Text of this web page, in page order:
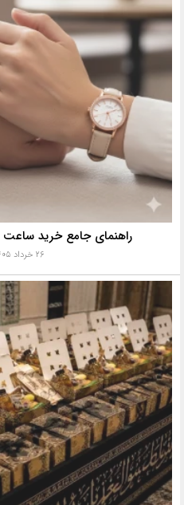
راهنمای جامع خرید
۲۶ خرداد ۱۴۰۵ - ۲۳:۲۹